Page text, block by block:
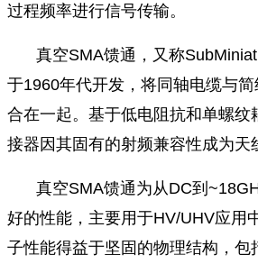
过程频率进行信号传输。
真空SMA馈通，又称
于1960年代开发，将同轴电缆与
合在一起。基于低电阻抗和单螺纹
接器因其固有的射频兼容性成为天
真空SMA馈通为从DC到
好的性能，主要用于HV/UHV应用
子性能得益于坚固的物理结构，包